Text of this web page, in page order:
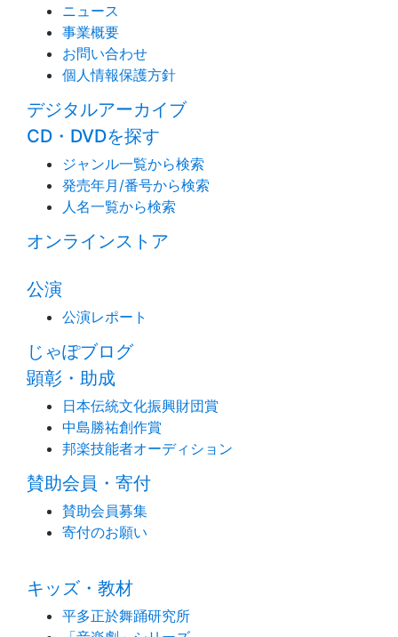
ニュース
事業概要
お問い合わせ
個人情報保護方針
デジタルアーカイブ
CD・DVDを探す
ジャンル一覧から検索
発売年月/番号から検索
人名一覧から検索
オンラインストア
公演
公演レポート
じゃぽブログ
顕彰・助成
日本伝統文化振興財団賞
中島勝祐創作賞
邦楽技能者オーディション
賛助会員・寄付
賛助会員募集
寄付のお願い
キッズ・教材
平多正於舞踊研究所